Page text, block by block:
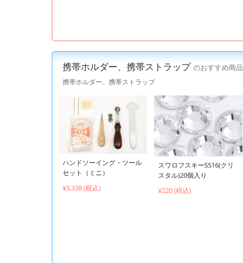
携帯ホルダー、携帯ストラップ のおすすめ商品
携帯ホルダー、携帯ストラップ
ハンドソーイング・ツール
セット（ミニ）
¥3,338 (税込)
スワロフスキーSS16(クリ
スタル)20個入り
¥220 (税込)